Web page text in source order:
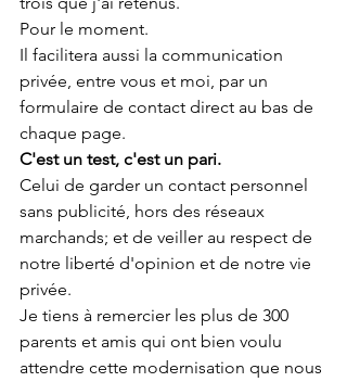
Pour le moment.
Il facilitera aussi la communication
privée, entre vous et moi, par un
formulaire de contact direct au bas de
chaque page.
C'est un test, c'est un pari.
Celui de garder un contact personnel
sans publicité, hors des réseaux
marchands; et de veiller au respect de
notre liberté d'opinion et de notre vie
privée.
Je tiens à remercier les plus de 300
parents et amis qui ont bien voulu
attendre cette modernisation que nous